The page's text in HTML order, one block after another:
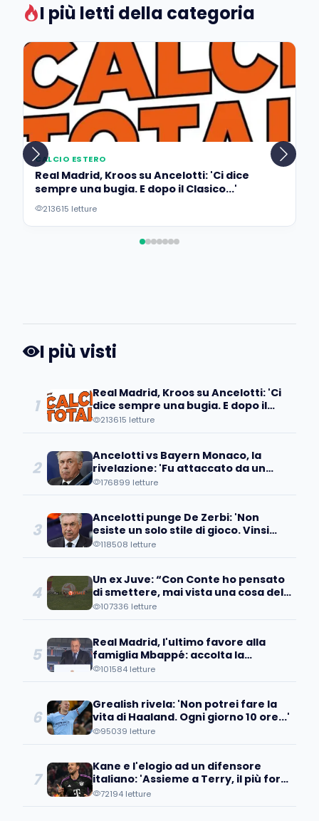
I più letti della categoria
CALCIO ESTERO
Real Madrid, Kroos su Ancelotti: 'Ci dice
sempre una bugia. E dopo il Clasico...'
213615 letture
I più visti
1
Real Madrid, Kroos su Ancelotti: 'Ci
dice sempre una bugia. E dopo il
Clasico...'
213615 letture
2
Ancelotti vs Bayern Monaco, la
rivelazione: 'Fu attaccato da un
senatore, disse che suo figlio...'
176899 letture
3
Ancelotti punge De Zerbi: 'Non
esiste un solo stile di gioco. Vinsi
cinque a zero contro di lui perché...'
118508 letture
4
Un ex Juve: “Con Conte ho pensato
di smettere, mai vista una cosa del
genere”
107336 letture
5
Real Madrid, l'ultimo favore alla
famiglia Mbappé: accolta la
richiesta della madre...
101584 letture
6
Grealish rivela: 'Non potrei fare la
vita di Haaland. Ogni giorno 10 ore...'
95039 letture
7
Kane e l'elogio ad un difensore
italiano: 'Assieme a Terry, il più forte
che ho affrontato'
72194 letture